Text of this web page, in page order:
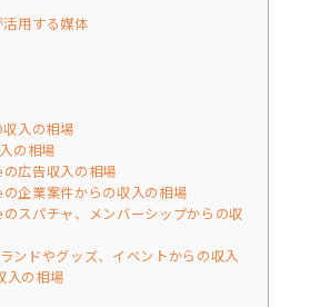
用する媒体
入の相場
の相場
広告収入の相場
企業案件からの収入の相場
スパチャ、メンバーシップからの収
ンドやグッズ、イベントからの収入
入の相場